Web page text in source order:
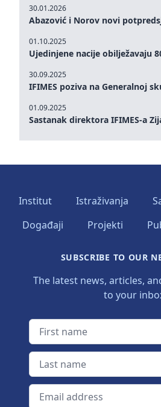
30.01.2026
01.10.2025
30.09.2025
01.09.2025
Institut Istraživanja
Događaji
Projekti
SUBSCRIBE TO OUR
The latest news, articles,
to your
First name
Last name
Email address